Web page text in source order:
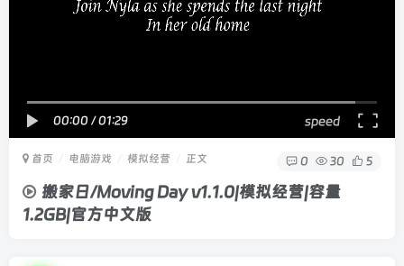
00:00 /01:29 speed
首页 电脑游戏 模拟经营 正文 0 30 5
搬家日/Moving Day v1.1.0|模拟经营|容量
1.2GB|官方中文版